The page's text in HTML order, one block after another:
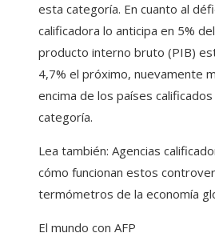
esta categoría. En cuanto al
calificadora lo anticipa en 5% del
producto interno bruto (PIB)
4,7% el próximo, nuevamente
encima de los países
categoría.
Lea también: Agencias
cómo funcionan estos
termómetros de la economía
El mundo con AFP